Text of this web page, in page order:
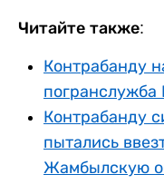
Читайте также:
Контрабанду
погранслужба
Контрабанду
пытались
Жамбылскую